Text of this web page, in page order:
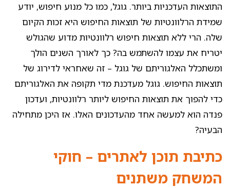
התוצאות העדכניות ביותר. גוגל, כמו כל מנוע חיפוש, יודע
שמידת הרלוונטיות של תוצאות החיפוש היא זכות הקיום
שלה. הרי ללא תוצאות חיפוש רלוונטיות מדוע שהגולש
יטריח את עצמו להשתמש בה? כך לאורך השנים הולך
ומשתכלל האלגוריתם של גוגל – זה שאחראי לדירוג של
תוצאות החיפוש. גוגל מעדכנת מדי תקופה את האלגוריתם
כדי להפוך את תוצאות החיפוש ליותר רלוונטיות, ועדכון
פנדה הוא למעשה אחד מהעדכונים האלו. אז היכן מתחילה
הבעיה?
כתיבת תוכן לאתרים – חוקי
המשחק משתנים